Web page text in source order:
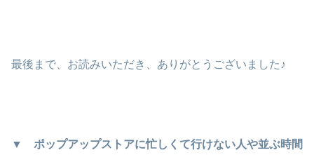
最後まで、お読みいただき、ありがとうございました♪
▼ ポップアップストアに忙しくて行けない人や並ぶ時間